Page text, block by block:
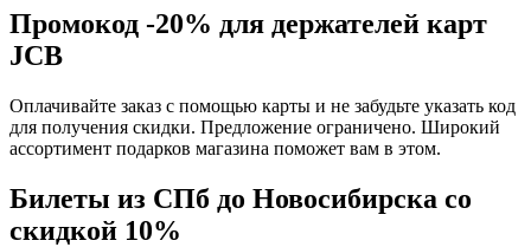
Промокод -20% для держателей карт
JCB
Оплачивайте заказ с помощью карты и не забудьте указать код
для получения скидки. Предложение ограничено. Широкий
ассортимент подарков магазина поможет вам в этом.
Билеты из СПб до Новосибирска со
скидкой 10%